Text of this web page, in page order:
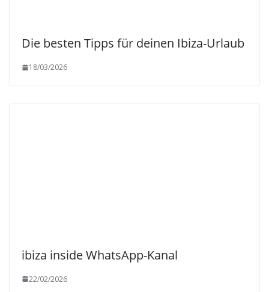
Die besten Tipps für deinen Ibiza-Urlaub
18/03/2026
ibiza inside WhatsApp-Kanal
22/02/2026